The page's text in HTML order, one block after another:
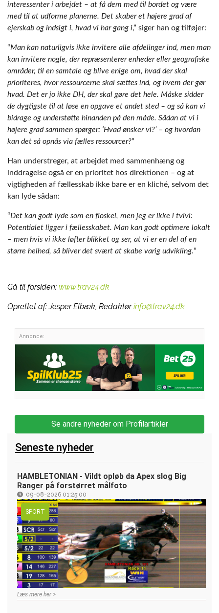
interessenter i arbejdet – at få dem med til bordet og være
med til at udforme planerne. Det skaber et højere grad af
ejerskab og indsigt i, hvad vi har gang i,” siger han og tilføjer:
“Man kan naturligvis ikke invitere alle afdelinger ind, men man
kan invitere nogle, der repræsenterer enheder eller geografiske
områder, til en samtale og blive enige om, hvad der skal
prioriteres, hvor ressourcerne skal sættes ind, og hvem der gør
hvad. Det er jo ikke DH, der skal gøre det hele. Måske sidder
de dygtigste til at løse en opgave et andet sted – og så kan vi
bidrage og understøtte hinanden på den måde. Sådan at vi i
højere grad sammen spørger: ‘Hvad ønsker vi?’ – og hvordan
kan det så opnås via fælles ressourcer?”
Han understreger, at arbejdet med sammenhæng og
inddragelse også er en prioritet hos direktionen – og at
vigtigheden af fællesskab ikke bare er en kliché, selvom det
kan lyde sådan:
“Det kan godt lyde som en floskel, men jeg er ikke i tvivl:
Potentialet ligger i fællesskabet. Man kan godt optimere lokalt
– men hvis vi ikke løfter blikket og ser, at vi er en del af en
større helhed, så bliver det svært at skabe varig udvikling.”
Gå til forsiden: www.trav24.dk
Oprettet af:Jesper Elbæk, Redaktør info@trav24.dk
Annonce:
Se andre nyheder om Profilartikler
Seneste nyheder
HAMBLETONIAN - Vildt opløb da Apex slog Big
Ranger på forstørret målfoto
09-08-2026 01:25:00
SPORT
Læs mere her >